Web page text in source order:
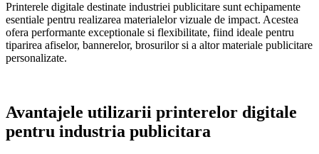
Printerele digitale destinate industriei publicitare sunt echipamente
esentiale pentru realizarea materialelor vizuale de impact. Acestea
ofera performante exceptionale si flexibilitate, fiind ideale pentru
tiparirea afiselor, bannerelor, brosurilor si a altor materiale publicitare
personalizate.
Avantajele utilizarii printerelor digitale
pentru industria publicitara